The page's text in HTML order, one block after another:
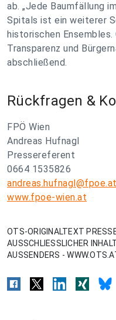
ab. „Jede Baumfällung
Spitals ist ein weiterer
historischen
Transparenz und
abschließend.
Rückfragen &
FPÖ Wien
Andreas Hufnagl
Pressereferent
0664 1535826
andreas.hufnagl@fpoe.at
www.fpoe-wien.at
OTS-ORIGINALTEXT
AUSSCHLIESSLICHER
AUSSENDERS -